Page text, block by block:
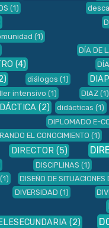
(1)
(1)
DÍA DE
(4)
diálogos (1)
intensivo (1) DIAZ (1)
(2) didácticas (1)
DIPLOMADO E-
EL CONOCIMIENTO (1)
DIRECTOR (5)
DISCIPLINAS (1)
(1) DISEÑO DE SITUACIONES
DIVERSIDAD (1)
(2)